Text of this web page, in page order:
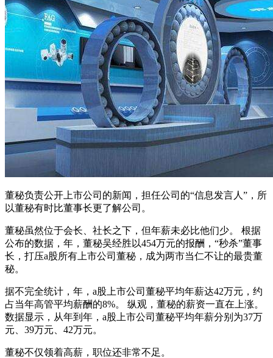
董秘负责公开上市公司的新闻，担任公司的“信息发言人”，所
以董秘有时比董事长更了解公司。
董秘虽然位于会长、社长之下，但年薪未必比他们少。 根据
公布的数据，年，董秘吴经胜以454万元的报酬，“秒杀”董事
长，打压a股所有上市公司董秘，成为两市当仁不让的最贵董
秘。
据不完全统计，年，a股上市公司董秘平均年薪达42万元，约
占当年高管平均薪酬的8%。 纵观，董秘的薪资一直在上涨。
数据显示，从年到年，a股上市公司董秘平均年薪分别为37万
元、39万元、42万元。
董秘不仅领着高薪，职位还非常不足。